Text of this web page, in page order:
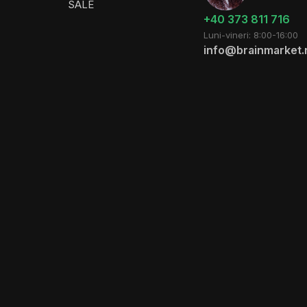
SALE
+40 373 811 716
Luni-vineri: 8:00-16:00